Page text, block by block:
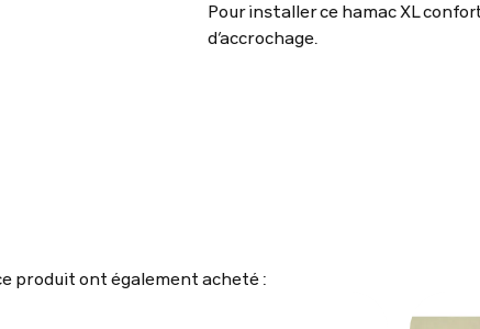
Pour installer ce hamac XL
d’accrochage.
produit ont également acheté :